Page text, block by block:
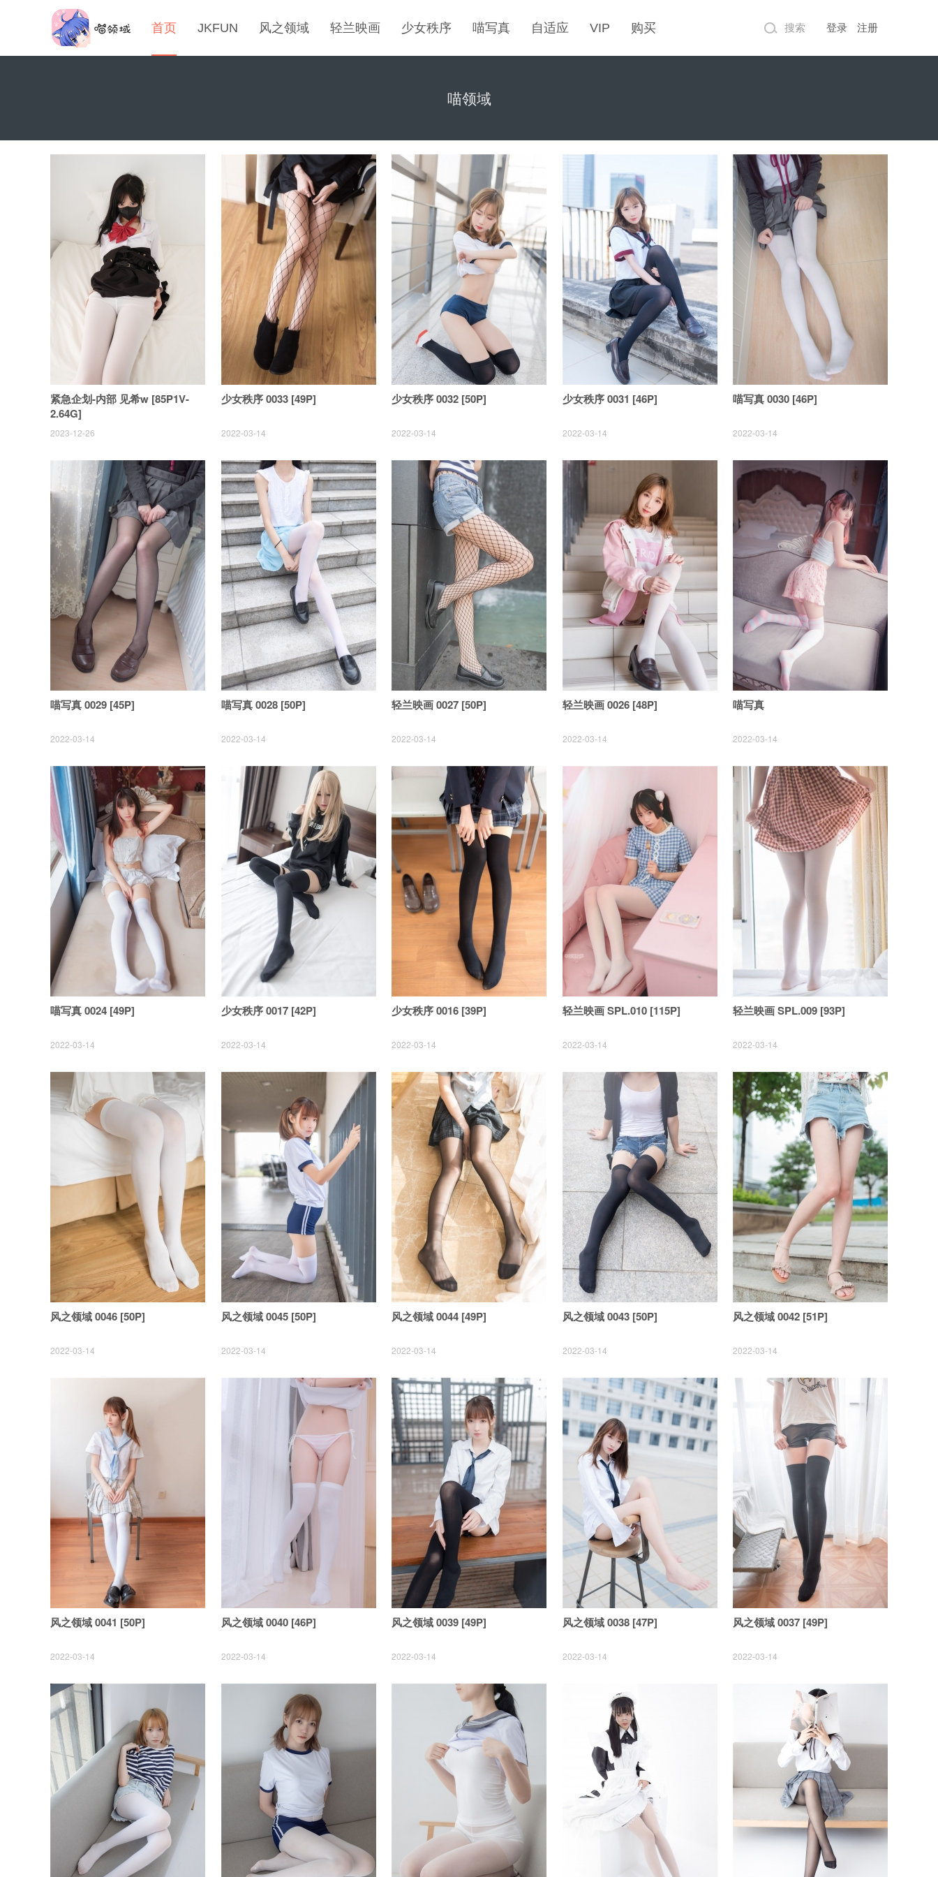
首页 JKFUN 风之领域 轻兰映画 少女秩序 喵写真 自适应 VIP 购买 登录 注册
搜索
喵领域
紧急企划-内部 见希w [85P1V-
2.64G]
2023-12-26
少女秩序 0033 [49P]
2022-03-14
少女秩序 0032 [50P]
2022-03-14
少女秩序 0031 [46P]
2022-03-14
喵写真 0030 [46P]
2022-03-14
喵写真 0029 [45P]
2022-03-14
喵写真 0028 [50P]
2022-03-14
轻兰映画 0027 [50P]
2022-03-14
轻兰映画 0026 [48P]
2022-03-14
喵写真
2022-03-14
喵写真 0024 [49P]
2022-03-14
少女秩序 0017 [42P]
2022-03-14
少女秩序 0016 [39P]
2022-03-14
轻兰映画 SPL.010 [115P]
2022-03-14
轻兰映画 SPL.009 [93P]
2022-03-14
风之领域 0046 [50P]
2022-03-14
风之领域 0045 [50P]
2022-03-14
风之领域 0044 [49P]
2022-03-14
风之领域 0043 [50P]
2022-03-14
风之领域 0042 [51P]
2022-03-14
风之领域 0041 [50P]
2022-03-14
风之领域 0040 [46P]
2022-03-14
风之领域 0039 [49P]
2022-03-14
风之领域 0038 [47P]
2022-03-14
风之领域 0037 [49P]
2022-03-14